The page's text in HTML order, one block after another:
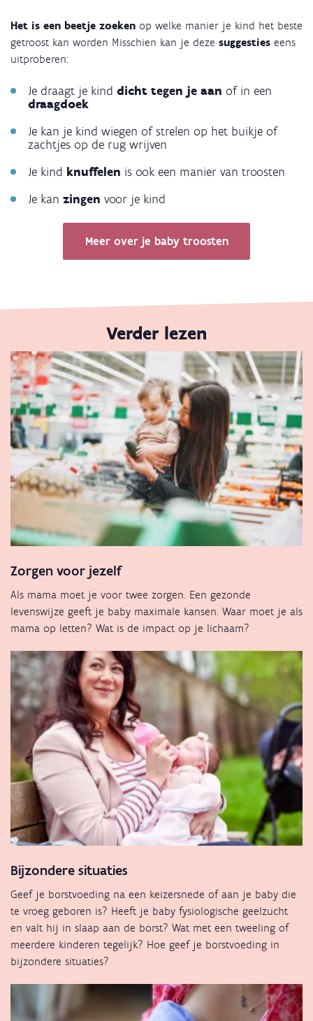
Het is een beetje zoeken op welke manier je kind het beste
getroost kan worden Misschien kan je deze suggesties eens
uitproberen:
Je draagt je kind dicht tegen je aan of in een
draagdoek
Je kan je kind wiegen of strelen op het buikje of
zachtjes op de rug wrijven
Je kind knuffelen is ook een manier van troosten
Je kan zingen voor je kind
Meer over je baby troosten
Verder lezen
Zorgen voor jezelf
Als mama moet je voor twee zorgen. Een gezonde
levenswijze geeft je baby maximale kansen. Waar moet je als
mama op letten? Wat is de impact op je lichaam?
Bijzondere situaties
Geef je borstvoeding na een keizersnede of aan je baby die
te vroeg geboren is? Heeft je baby fysiologische geelzucht
en valt hij in slaap aan de borst? Wat met een tweeling of
meerdere kinderen tegelijk? Hoe geef je borstvoeding in
bijzondere situaties?